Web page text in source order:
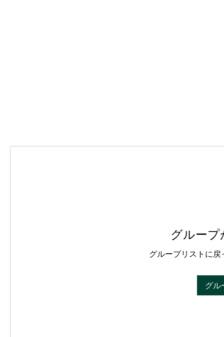
グルー
グループリストに
グル